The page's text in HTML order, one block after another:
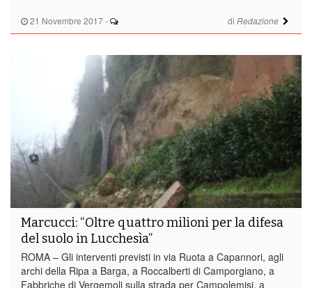
21 Novembre 2017 - di Redazione
Marcucci: “Oltre quattro milioni per la difesa
del suolo in Lucchesìa”
ROMA – Gli interventi previsti in via Ruota a Capannori, agli
archi della Ripa a Barga, a Roccalberti di Camporgiano, a
Fabbriche di Vergemoli sulla strada per Campolemisi, a